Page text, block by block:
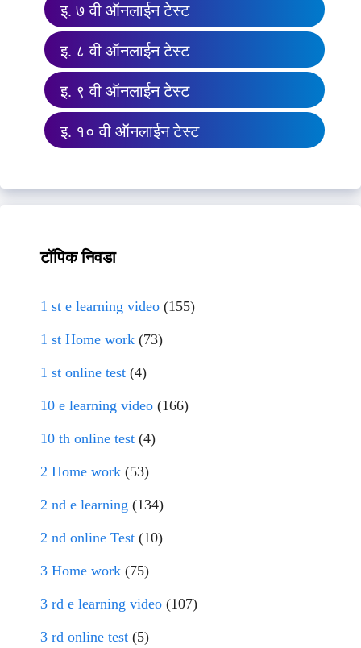
इ. ७ वी ऑनलाईन टेस्ट
इ. ८ वी ऑनलाईन टेस्ट
इ. ९ वी ऑनलाईन टेस्ट
इ. १० वी ऑनलाईन टेस्ट
टॉपिक निवडा
1 st e learning video (155)
1 st Home work (73)
1 st online test (4)
10 e learning video (166)
10 th online test (4)
2 Home work (53)
2 nd e learning (134)
2 nd online Test (10)
3 Home work (75)
3 rd e learning video (107)
3 rd online test (5)